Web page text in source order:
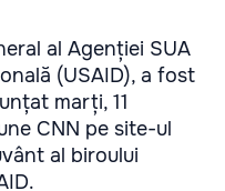
al Agenției SUA
(USAID), a fost
marți, 11
CNN pe site-ul
al biroului